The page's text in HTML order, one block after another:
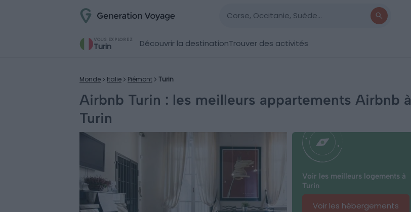
VOUS EXPLOREZ
Turin Découvrir la destinationTrouver des activités
Monde Italie Piémont Turin
Airbnb Turin : les meilleurs appartements Airbnb à
Turin
Voir les meilleurs logements à
Turin
Voir les hébergements